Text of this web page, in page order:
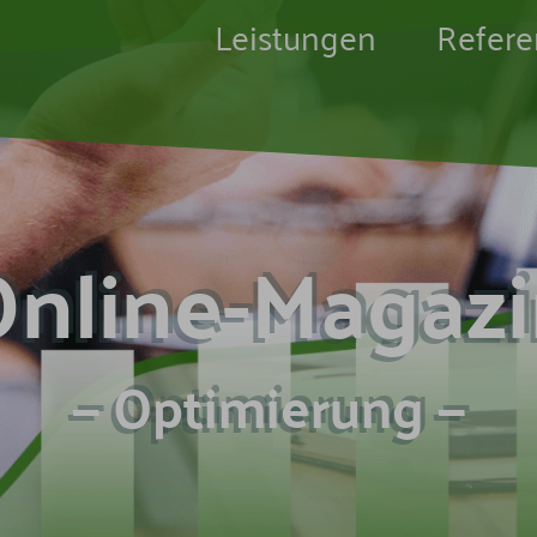
Leistungen
— Optimierung —